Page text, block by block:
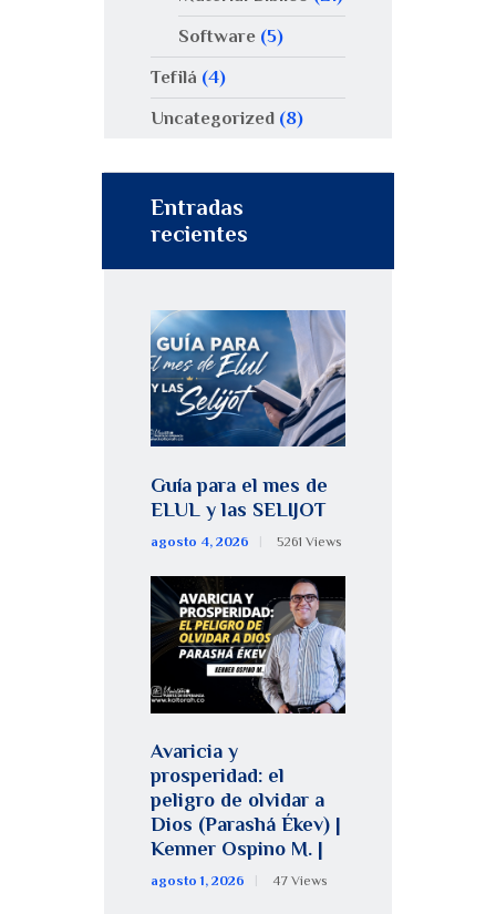
Software(5)
Tefilá (4)
Uncategorized (8)
Entradas
recientes
Guía para el mes de
ELUL y las SELIJOT
agosto 4, 2026 5261 Views
Avaricia y
prosperidad: el
peligro de olvidar a
Dios (Parashá Ékev) |
Kenner Ospino M. |
agosto 1, 2026 47 Views